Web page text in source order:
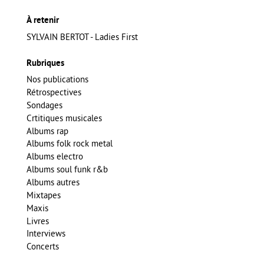
À retenir
SYLVAIN BERTOT - Ladies First
Rubriques
Nos publications
Rétrospectives
Sondages
Crtitiques musicales
Albums rap
Albums folk rock metal
Albums electro
Albums soul funk r&b
Albums autres
Mixtapes
Maxis
Livres
Interviews
Concerts